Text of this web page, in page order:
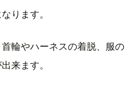
ります。
輪やハーネスの着脱、服の
来ます。